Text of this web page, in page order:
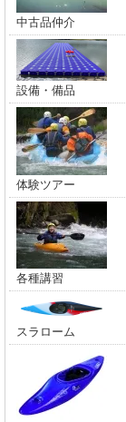
中古品仲介
設備・備品
体験ツアー
各種講習
スラローム